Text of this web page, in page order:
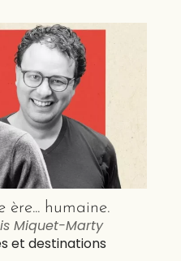
ère... humaine.
Miquet-Marty
et destinations